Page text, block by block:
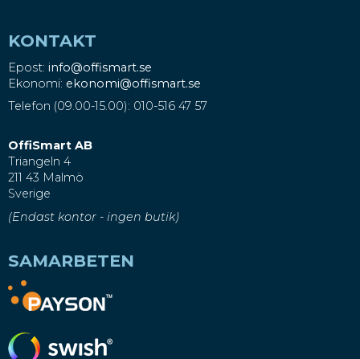
KONTAKT
Epost: info@offismart.se
Ekonomi: ekonomi@offismart.se
Telefon (09.00-15.00): 010-516 47 57
OffiSmart AB
Triangeln 4
211 43 Malmö
Sverige
(Endast kontor - ingen butik)
SAMARBETEN